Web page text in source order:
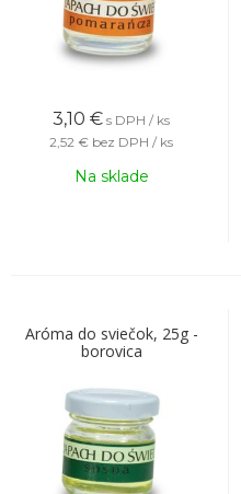
3,10 € s DPH / ks
2,52 € bez DPH / ks
Na sklade
Aróma do sviečok, 25g -
borovica